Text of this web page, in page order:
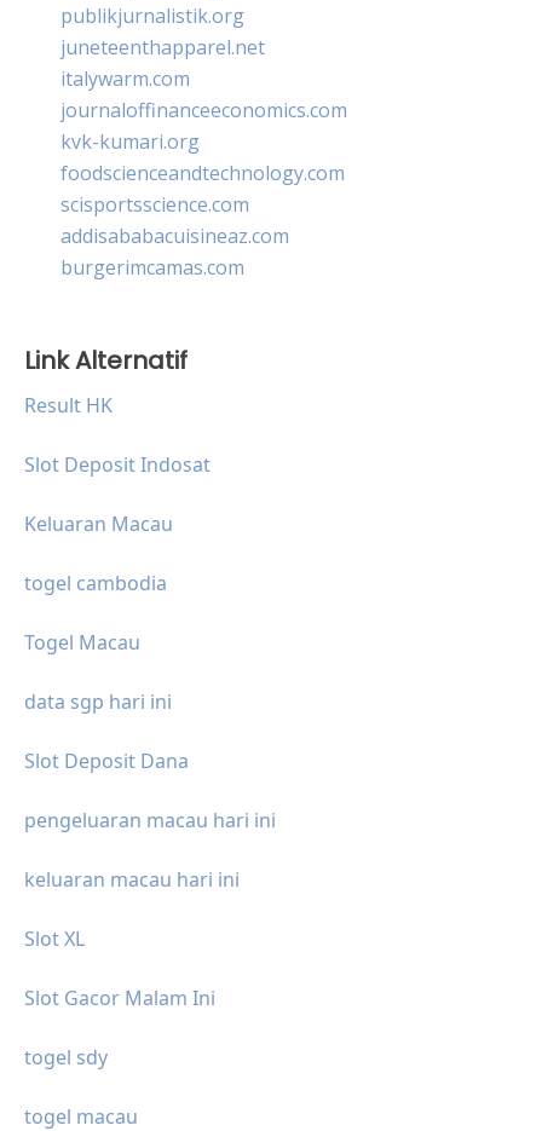
publikjurnalistik.org
juneteenthapparel.net
italywarm.com
journaloffinanceeconomics.com
kvk-kumari.org
foodscienceandtechnology.com
scisportsscience.com
addisababacuisineaz.com
burgerimcamas.com
Link Alternatif
Result HK
Slot Deposit Indosat
Keluaran Macau
togel cambodia
Togel Macau
data sgp hari ini
Slot Deposit Dana
pengeluaran macau hari ini
keluaran macau hari ini
Slot XL
Slot Gacor Malam Ini
togel sdy
togel macau